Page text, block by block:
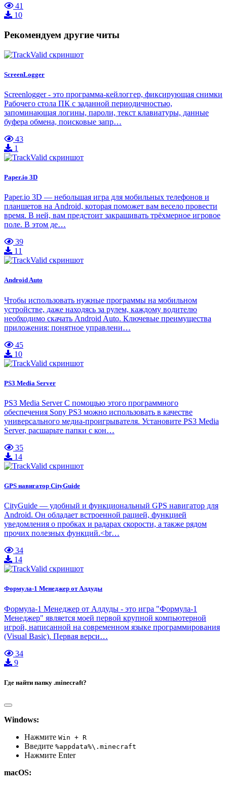
41
10
Рекомендуем другие читы
ScreenLogger
Screenlogger - это программа-кейлоггер, фиксирующая снимки
Рабочего стола ПК с заданной периодичностью,
запоминающая логины, пароли, текст клавиатуры, данные
буфера обмена, поисковые запр…
43
1
Paper.io 3D
Paper.io 3D — небольшая игра для мобильных телефонов и
планшетов на Android, которая поможет вам весело провести
время. В ней, вам предстоит закрашивать трёхмерное игровое
поле. В этом де…
39
11
Android Auto
Чтобы использовать нужные программы на мобильном
устройстве, даже находясь за рулем, каждому водителю
необходимо скачать Android Auto. Ключевые преимущества
приложения: понятное управлени…
45
10
PS3 Media Server
PS3 Media Server С помощью этого программного
обеспечения Sony PS3 можно использовать в качестве
универсального медиа-проигрывателя. Установите PS3 Media
Server, расшарьте папки с кон…
35
14
GPS навигатор CityGuide
CityGuide — удобный и функциональный GPS навигатор для
Android. Он обладает встроенной рацией, функцией
уведомления о пробках и радарах скорости, а также рядом
прочих полезных функций.<br…
34
14
Формула-1 Менеджер от Алдуды
Формула-1 Менеджер от Алдуды - это игра "Формула-1
Менеджер" является моей первой крупной компьютерной
игрой, написанной на современном языке программирования
(Visual Basic). Первая верси…
34
9
Где найти папку .minecraft?
Windows:
Нажмите Win + R
Введите %appdata%\.minecraft
Нажмите Enter
macOS: